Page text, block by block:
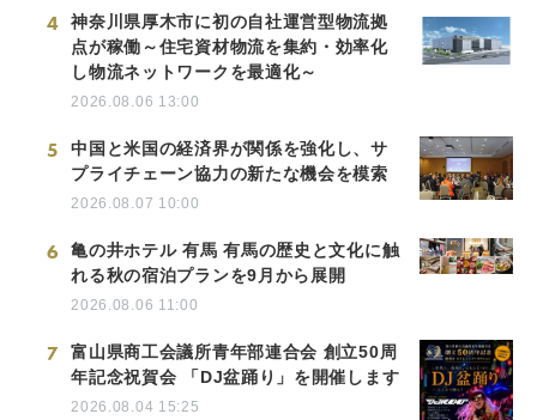
4
神奈川県厚木市に初の自社運営型物流拠
点が稼働～住宅資材物流を集約・効率化
し物流ネットワークを最適化～
2026.08.06 13:00
5
中国と米国の経済界が関係を強化し、サ
プライチェーン協力の新たな機会を模索
2026.08.07 10:00
6
亀の井ホテル 有馬 有馬の歴史と文化に触
れる秋の宿泊プランを9月から展開
2026.08.06 11:00
7
富山県商工会議所青年部連合会 創立50周
年記念祝賀会 「DJ盆踊り」を開催します
2026.08.04 15:25